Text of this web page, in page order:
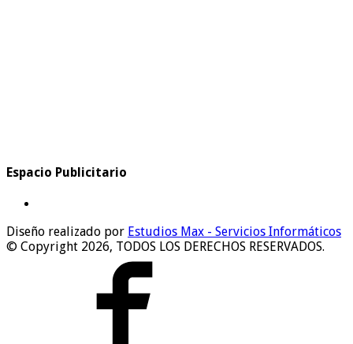
Espacio Publicitario
Diseño realizado por Estudios Max - Servicios Informáticos
© Copyright 2026, TODOS LOS DERECHOS RESERVADOS.